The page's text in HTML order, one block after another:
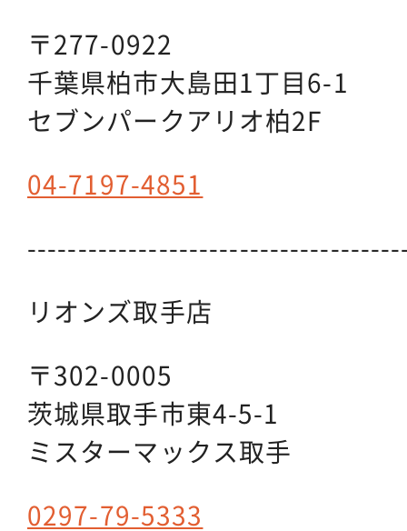
〒277-0922
千葉県柏市大島田1丁目6-1
セブンパークアリオ柏2F
04-7197-4851
リオンズ取手店
〒302-0005
茨城県取手市東4-5-1
ミスターマックス取手
0297-79-5333